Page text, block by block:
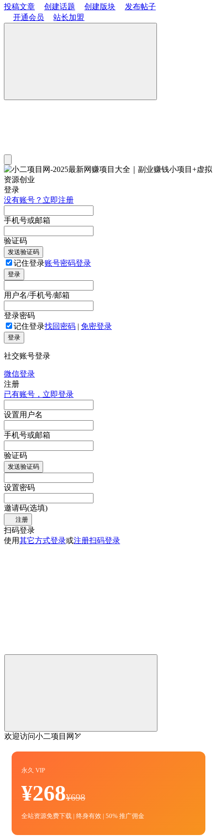
投稿文章
创建话题 创建版块
发布帖子
开通会员
站长加盟
登录
没有账号？立即注册
手机号或邮箱
验证码
发送验证码
记住登录账号密码登录
登录
用户名/手机号/邮箱
登录密码
记住登录找回密码 | 免密登录
登录
社交账号登录
微信登录
注册
已有账号，立即登录
设置用户名
手机号或邮箱
验证码
发送验证码
设置密码
邀请码(选填)
注册
扫码登录
使用其它方式登录或注册扫码登录
欢迎访问小二项目网🏹
永久 VIP
¥268¥698
全站资源免费下载 | 终身有效 | 50% 推广佣金